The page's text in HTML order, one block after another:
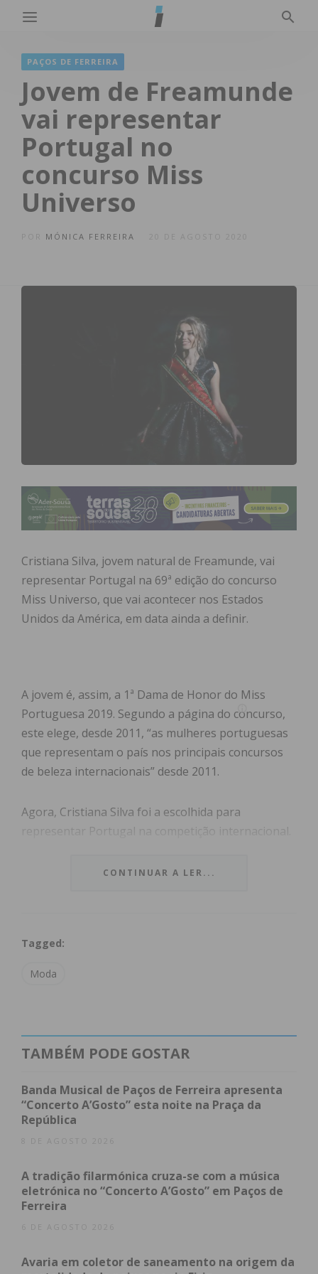
PAÇOS DE FERREIRA
Jovem de Freamunde
vai representar
Portugal no
concurso Miss
Universo
MÓNICA FERREIRA 20 DE AGOSTO 2020
Cristiana Silva, jovem natural de Freamunde, vai
representar Portugal na 69ª edição do concurso
Miss Universo, que vai acontecer nos Estados
Unidos da América, em data ainda a definir.
A jovem é, assim, a 1ª Dama de Honor do Miss
Portuguesa 2019. Segundo a página do concurso,
este elege, desde 2011, “as mulheres portuguesas
que representam o país nos principais concursos
de beleza internacionais” desde 2011.
Agora, Cristiana Silva foi a escolhida para
representar Portugal na competição internacional.
sorridente e adora conhecer novas culturas,
A autarquia de Paços de Ferreira congratulou a
que a viu nascer e onde vive”.
VIEW AS LIST SLIDESHOW
Subscreva a newsletter do
CONTINUAR A LER...
Tagged:
Moda
TAMBÉM PODE GOSTAR
Banda Musical de Paços de Ferreira apresenta
“Concerto A’Gosto” esta noite na Praça da
República
8 DE AGOSTO 2026
A tradição filarmónica cruza-se com a música
eletrónica no “Concerto A’Gosto” em Paços de
Ferreira
6 DE AGOSTO 2026
Avaria em coletor de saneamento na origem da